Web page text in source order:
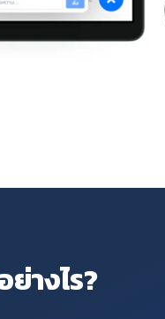
างไร?